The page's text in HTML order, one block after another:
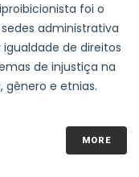
foi o
administrativa
de direitos
de injustiça na
e etnias.
MORE